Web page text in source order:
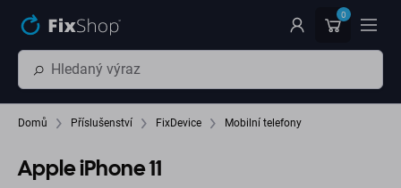
0
Domů Příslušenství FixDevice Mobilní telefony
Apple iPhone 11